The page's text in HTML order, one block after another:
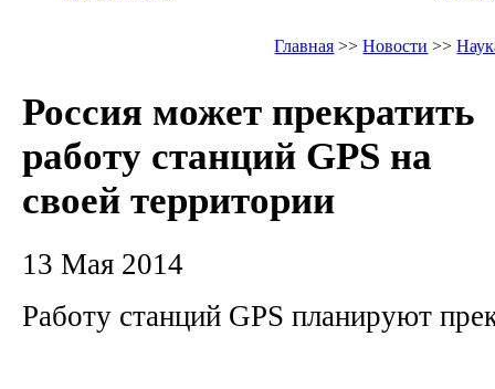
Главная >>Новости >>
Россия может прекратить
работу станций GPS на
своей территории
13 Мая 2014
Работу станций GPS планируют